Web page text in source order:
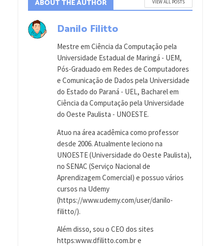
ABOUT THE AUTHOR VIEW ALL POSTS
Danilo Filitto
Mestre em Ciência da Computação pela
Universidade Estadual de Maringá - UEM,
Pós-Graduado em Redes de Computadores
e Comunicação de Dados pela Universidade
do Estado do Paraná - UEL, Bacharel em
Ciência da Computação pela Universidade
do Oeste Paulista - UNOESTE.
Atuo na área acadêmica como professor
desde 2006. Atualmente leciono na
UNOESTE (Universidade do Oeste Paulista),
no SENAC (Serviço Nacional de
Aprendizagem Comercial) e possuo vários
cursos na Udemy
(https://www.udemy.com/user/danilo-
filitto/).
Além disso, sou o CEO dos sites
https:www.dfilitto.com.br e